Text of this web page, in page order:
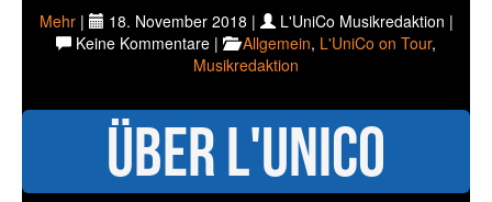
Mehr| 18. November 2018 |
L'UniCo Musikredaktion |
Keine Kommentare |
Allgemein, L'UniCo on Tour,
Musikredaktion
Über L'UniCo